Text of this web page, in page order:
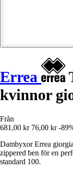
Errea
kvinnor
Från
681,00 kr 76,00 kr -
Dambyxor Errea
zippered ben för en
standard 100.